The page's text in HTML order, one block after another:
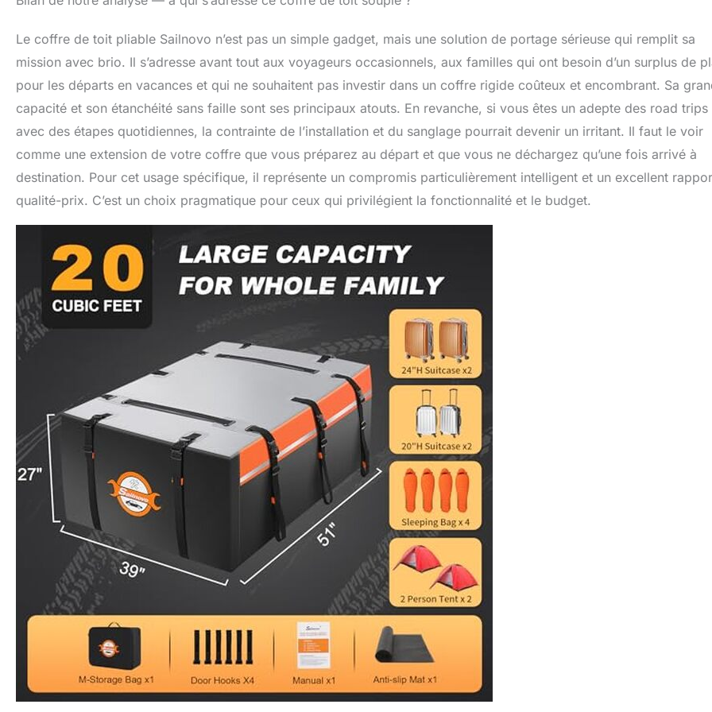
Le coffre de toit pliable Sailnovo n’est pas un simple gadget, mais une solution de portage sérieuse qui remplit sa
mission avec brio. Il s’adresse avant tout aux voyageurs occasionnels, aux familles qui ont besoin d’un surplus de
pour les départs en vacances et qui ne souhaitent pas investir dans un coffre rigide coûteux et encombrant. Sa
capacité et son étanchéité sans faille sont ses principaux atouts. En revanche, si vous êtes un adepte des road trips
avec des étapes quotidiennes, la contrainte de l’installation et du sanglage pourrait devenir un irritant. Il faut le voir
comme une extension de votre coffre que vous préparez au départ et que vous ne déchargez qu’une fois arrivé à
destination. Pour cet usage spécifique, il représente un compromis particulièrement intelligent et un excellent
qualité-prix. C’est un choix pragmatique pour ceux qui privilégient la fonctionnalité et le budget.